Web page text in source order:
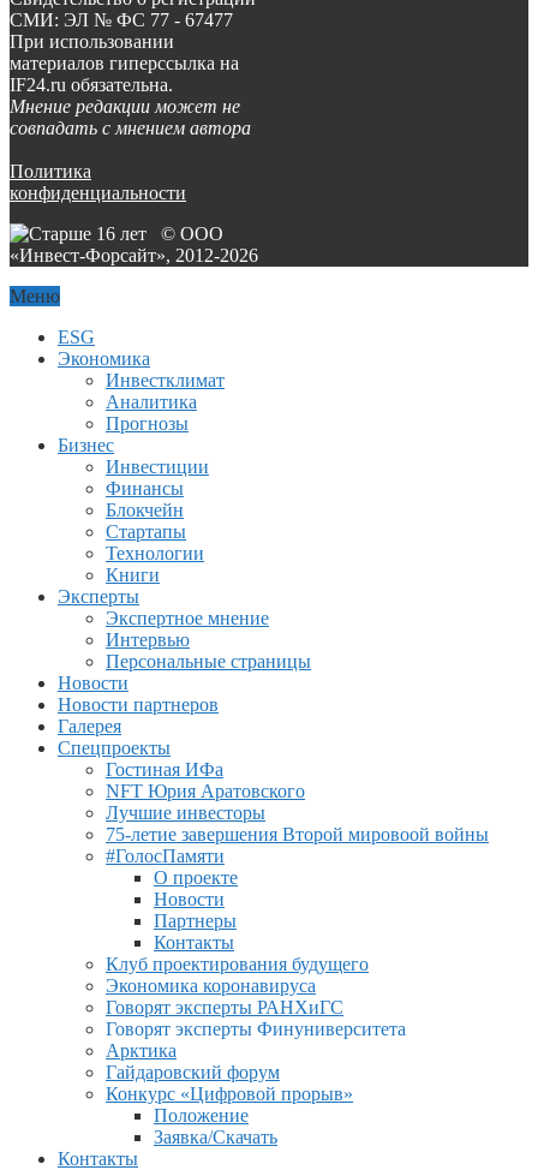
СМИ: ЭЛ № ФС 77 - 67477
При использовании
материалов гиперссылка на
IF24.ru обязательна.
Мнение редакции может не
совпадать с мнением автора
Политика
конфиденциальности
© ООО
«Инвест-Форсайт», 2012-2026
Меню
ESG
Экономика
Инвестклимат
Аналитика
Прогнозы
Бизнес
Инвестиции
Финансы
Блокчейн
Стартапы
Технологии
Книги
Эксперты
Экспертное мнение
Интервью
Персональные страницы
Новости
Новости партнеров
Галерея
Спецпроекты
Гостиная ИФа
NFT Юрия Аратовского
Лучшие инвесторы
75-летие завершения Второй мировоой войны
#ГолосПамяти
О проекте
Новости
Партнеры
Контакты
Клуб проектирования будущего
Экономика коронавируса
Говорят эксперты РАНХиГС
Говорят эксперты Финуниверситета
Арктика
Гайдаровский форум
Конкурс «Цифровой прорыв»
Положение
Заявка/Скачать
Контакты